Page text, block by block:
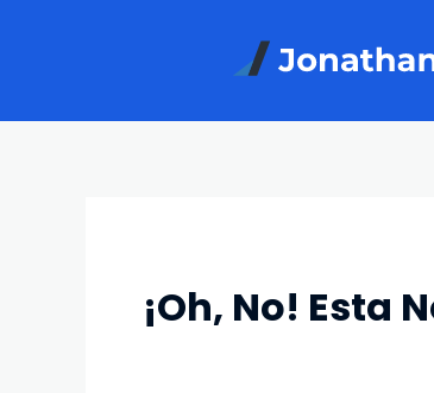
¡Oh, No! Esta